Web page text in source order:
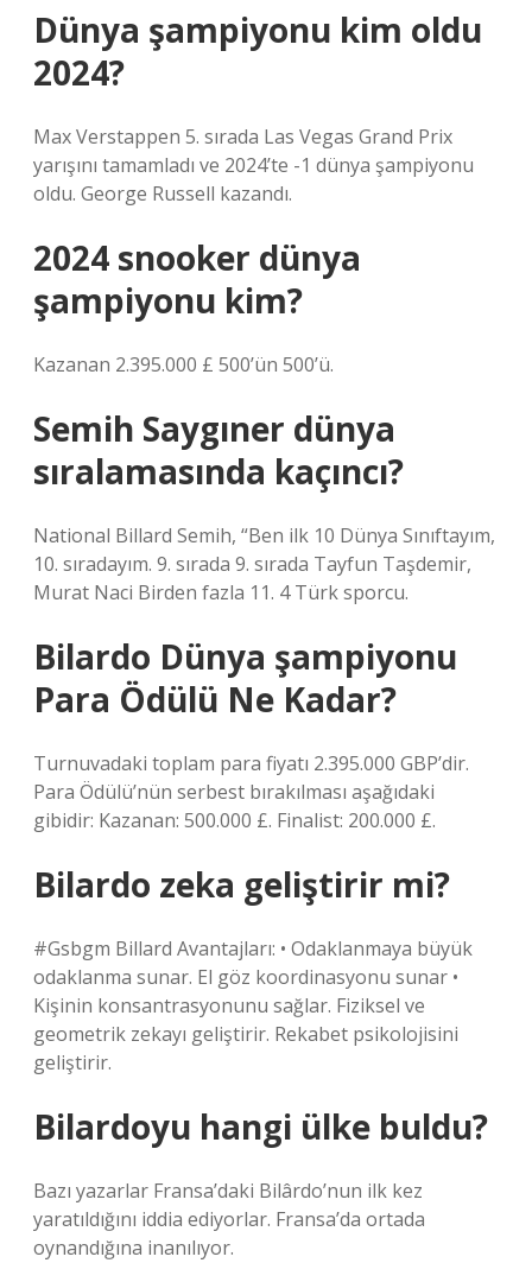
Dünya şampiyonu kim oldu
2024?
Max Verstappen 5. sırada Las Vegas Grand Prix
yarışını tamamladı ve 2024’te -1 dünya şampiyonu
oldu. George Russell kazandı.
2024 snooker dünya
şampiyonu kim?
Kazanan 2.395.000 £ 500’ün 500’ü.
Semih Saygıner dünya
sıralamasında kaçıncı?
National Billard Semih, “Ben ilk 10 Dünya Sınıftayım,
10. sıradayım. 9. sırada 9. sırada Tayfun Taşdemir,
Murat Naci Birden fazla 11. 4 Türk sporcu.
Bilardo Dünya şampiyonu
Para Ödülü Ne Kadar?
Turnuvadaki toplam para fiyatı 2.395.000 GBP’dir.
Para Ödülü’nün serbest bırakılması aşağıdaki
gibidir: Kazanan: 500.000 £. Finalist: 200.000 £.
Bilardo zeka geliştirir mi?
#Gsbgm Billard Avantajları: • Odaklanmaya büyük
odaklanma sunar. El göz koordinasyonu sunar •
Kişinin konsantrasyonunu sağlar. Fiziksel ve
geometrik zekayı geliştirir. Rekabet psikolojisini
geliştirir.
Bilardoyu hangi ülke buldu?
Bazı yazarlar Fransa’daki Bilârdo’nun ilk kez
yaratıldığını iddia ediyorlar. Fransa’da ortada
oynandığına inanılıyor.